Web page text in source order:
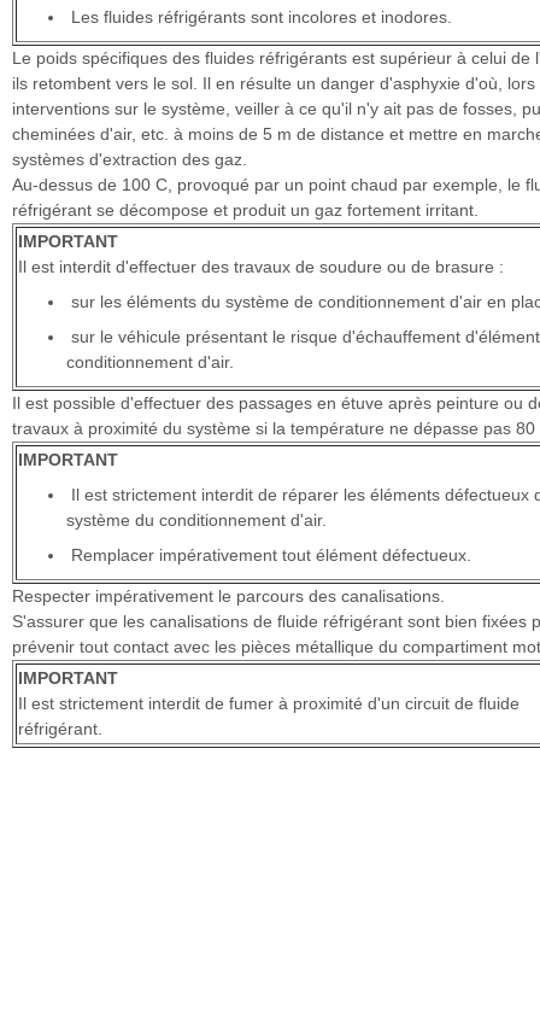
Les fluides réfrigérants sont incolores et inodores.
Le poids spécifiques des fluides réfrigérants est supérieur à celui de
ils retombent vers le sol. Il en résulte un danger d'asphyxie d'où, lors
interventions sur le système, veiller à ce qu'il n'y ait pas de fosses,
cheminées d'air, etc. à moins de 5 m de distance et mettre en
systèmes d'extraction des gaz.
Au-dessus de 100 C, provoqué par un point chaud par exemple, le
réfrigérant se décompose et produit un gaz fortement irritant.
IMPORTANT
Il est interdit d'effectuer des travaux de soudure ou de brasure :
sur les éléments du système de conditionnement d'air en
sur le véhicule présentant le risque d'échauffement
conditionnement d'air.
Il est possible d'effectuer des passages en étuve après peinture ou
travaux à proximité du système si la température ne dépasse pas 80
IMPORTANT
Il est strictement interdit de réparer les éléments défectueux
système du conditionnement d'air.
Remplacer impérativement tout élément défectueux.
Respecter impérativement le parcours des canalisations.
S'assurer que les canalisations de fluide réfrigérant sont bien fixées
prévenir tout contact avec les pièces métallique du compartiment
IMPORTANT
Il est strictement interdit de fumer à proximité d'un circuit de fluide
réfrigérant.